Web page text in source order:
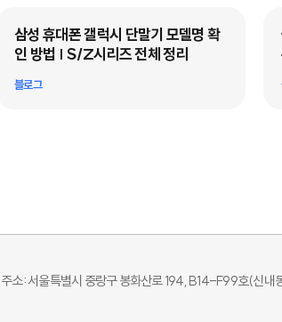
삼성 휴대폰 갤럭시 단말기 모델명 확
인 방법 | S/Z시리즈 전체 정리
블로그
주소: 서울특별시 중랑구 봉화산로 194, B14-F99호(신내